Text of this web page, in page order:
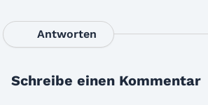
Antworten
Schreibe einen Kommentar